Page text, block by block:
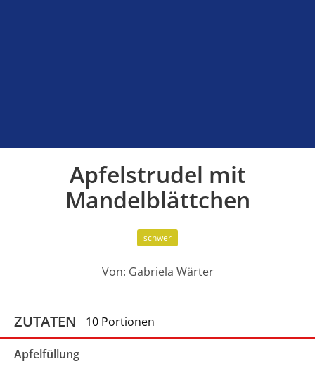
Apfelstrudel mit
Mandelblättchen
schwer
Von: Gabriela Wärter
ZUTATEN 10 Portionen
Apfelfüllung